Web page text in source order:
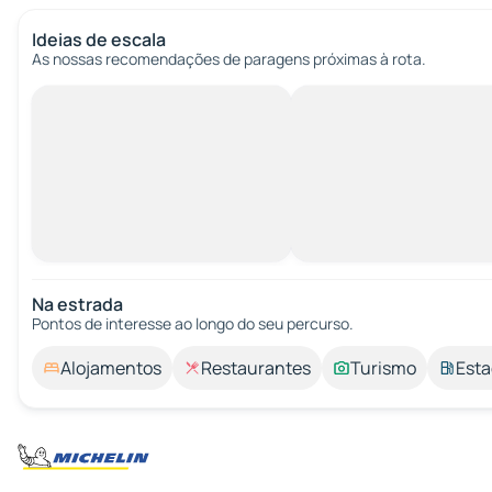
Ideias de escala
As nossas recomendações de paragens próximas à rota.
Na estrada
Pontos de interesse ao longo do seu percurso.
Alojamentos Restaurantes Turismo